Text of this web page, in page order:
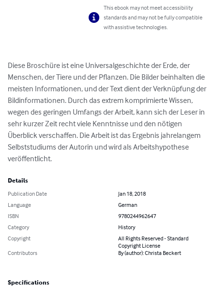
This ebook may not meet accessibility
standards and may not be fully compatible
with assistive technologies.
Diese Broschüre ist eine Universalgeschichte der Erde, der
Menschen, der Tiere und der Pflanzen. Die Bilder beinhalten die
meisten Informationen, und der Text dient der Verknüpfung der
Bildinformationen. Durch das extrem komprimierte Wissen,
wegen des geringen Umfangs der Arbeit, kann sich der Leser in
sehr kurzer Zeit recht viele Kenntnisse und den nötigen
Überblick verschaffen. Die Arbeit ist das Ergebnis jahrelangem
Selbststudiums der Autorin und wird als Arbeitshypothese
veröffentlicht.
Details
Publication Date
Jan 18, 2018
Language
German
ISBN
9780244962647
Category
History
Copyright
All Rights Reserved - Standard
Copyright License
Contributors
By (author): Christa Beckert
Specifications